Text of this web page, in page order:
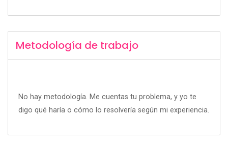
Metodología de trabajo
No hay metodología. Me cuentas tu problema, y yo te
digo qué haría o cómo lo resolvería según mi experiencia.